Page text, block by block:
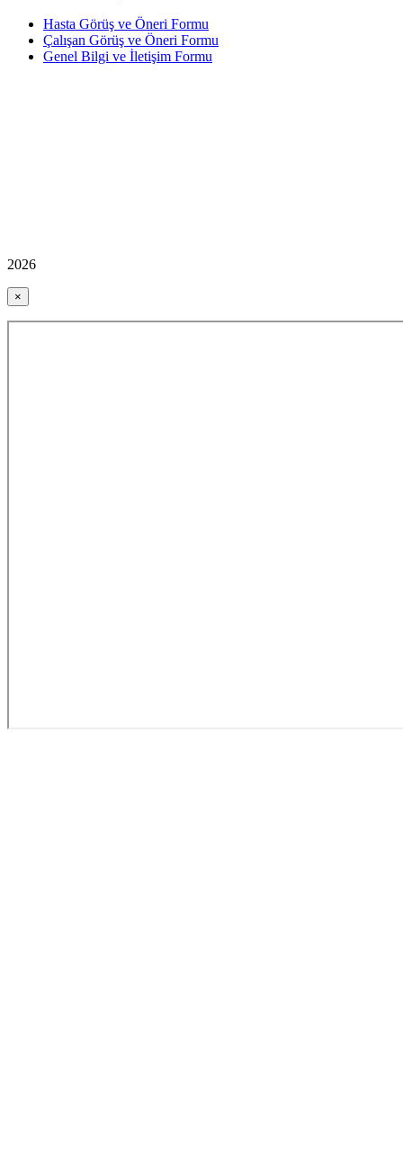
Hasta Görüş ve Öneri Formu
Çalışan Görüş ve Öneri Formu
Genel Bilgi ve İletişim Formu
2026
×